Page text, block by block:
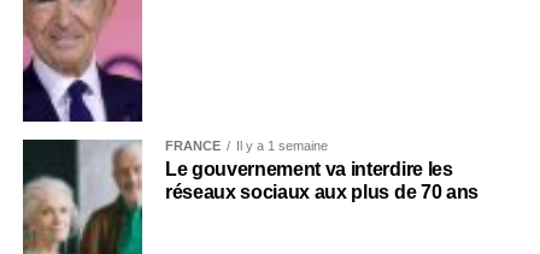
FRANCE Il y a 1 semaine
Le gouvernement va interdire les
réseaux sociaux aux plus de 70 ans